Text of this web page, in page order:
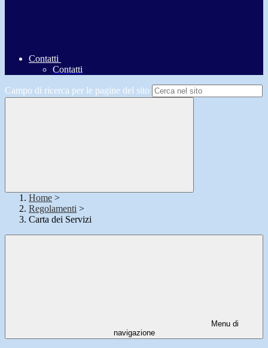
Contatti
Contatti
Campo di ricerca per le pagine del sito
Home >
Regolamenti >
Carta dei Servizi
Menu di
navigazione